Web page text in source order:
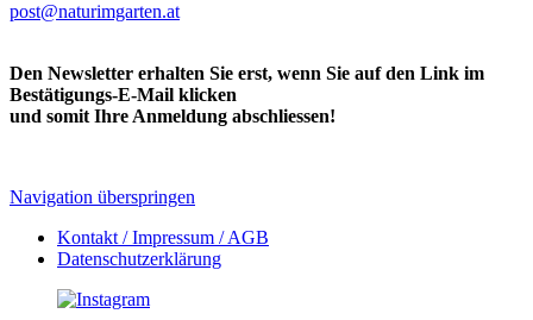
post@naturimgarten.at
Den Newsletter erhalten Sie erst, wenn Sie auf den Link im
Bestätigungs-E-Mail klicken
und somit Ihre Anmeldung abschliessen!
Navigation überspringen
Kontakt / Impressum / AGB
Datenschutzerklärung